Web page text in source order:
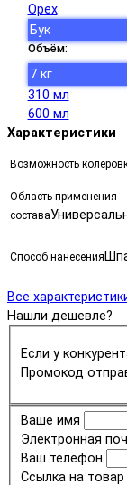
Орех
Бук
Объём:
7 кг
310 мл
600 мл
Характеристики
Возможность
Область применения
состава
Способ нанесения
Все
Нашли дешевле?
Если у
Промокод
Ваше имя
Электронная
Ваш телефон
Ссылка на товар